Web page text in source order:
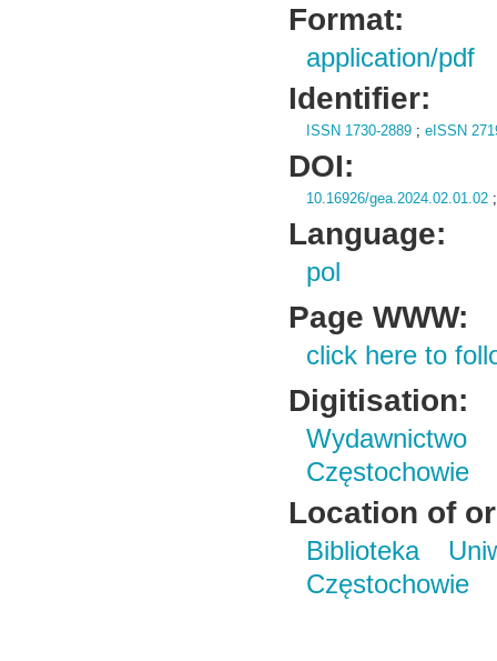
Format:
application/pdf
Identifier:
ISSN 1730-2889 ;eISSN
DOI:
10.16926/gea.2024.02.01.02
Language:
pol
Page WWW:
click here to
Digitisation:
Częstochowie
Location of
Biblioteka
Częstochowie